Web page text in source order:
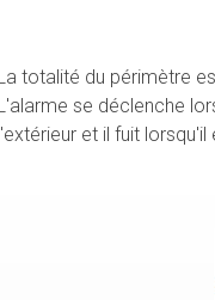
totalité du périmètre
se déclenche
et il fuit